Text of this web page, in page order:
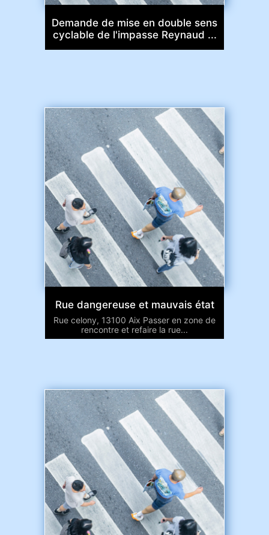
Demande de mise en double sens
cyclable de l'impasse Reynaud ...
Rue dangereuse et mauvais état
Rue celony, 13100 Aix Passer en zone de
rencontre et refaire la rue...